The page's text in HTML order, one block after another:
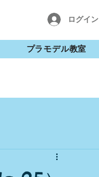
ログイン
プラモデル教室